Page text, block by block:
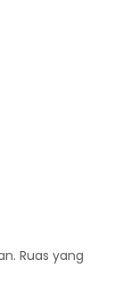
Ruas yang